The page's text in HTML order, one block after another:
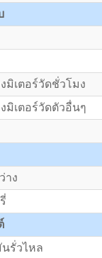
มิเตอร์วัดชั่วโมง
มิเตอร์วัดตัวอื่นๆ
าง
รั่วไหล